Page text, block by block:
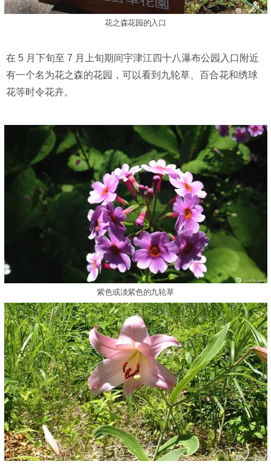
花之森花园的入口
在 5 月下旬至 7 月上旬期间宇津江四十八瀑布公园入口附近
有一个名为花之森的花园，可以看到九轮草、百合花和绣球
花等时令花卉。
紫色或淡紫色的九轮草